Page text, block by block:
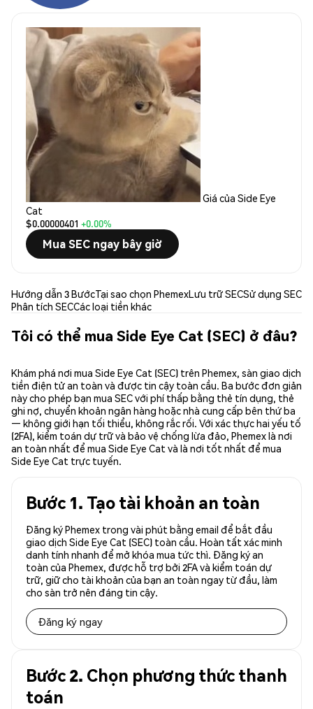
Giá của Side Eye
Cat
$0.00000401 +0.00%
Mua SEC ngay bây giờ
Hướng dẫn 3 BướcTại sao chọn PhemexLưu trữ SECSử dụng SEC
Phân tích SECCác loại tiền khác
Tôi có thể mua Side Eye Cat (SEC) ở đâu?
Khám phá nơi mua Side Eye Cat (SEC) trên Phemex, sàn giao dịch
tiền điện tử an toàn và được tin cậy toàn cầu. Ba bước đơn giản
này cho phép bạn mua SEC với phí thấp bằng thẻ tín dụng, thẻ
ghi nợ, chuyển khoản ngân hàng hoặc nhà cung cấp bên thứ ba
— không giới hạn tối thiểu, không rắc rối. Với xác thực hai yếu tố
(2FA), kiểm toán dự trữ và bảo vệ chống lừa đảo, Phemex là nơi
an toàn nhất để mua Side Eye Cat và là nơi tốt nhất để mua
Side Eye Cat trực tuyến.
Bước 1. Tạo tài khoản an toàn
Đăng ký Phemex trong vài phút bằng email để bắt đầu
giao dịch Side Eye Cat (SEC) toàn cầu. Hoàn tất xác minh
danh tính nhanh để mở khóa mua tức thì. Đăng ký an
toàn của Phemex, được hỗ trợ bởi 2FA và kiểm toán dự
trữ, giữ cho tài khoản của bạn an toàn ngay từ đầu, làm
cho sàn trở nên đáng tin cậy.
Đăng ký ngay
Bước 2. Chọn phương thức thanh
toán